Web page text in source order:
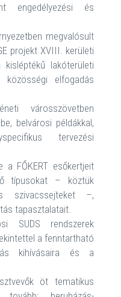
engedélyezési és
megvalósult
projekt XVIII. kerületi
kisléptékű lakóterületi
elfogadás
városszövetben
belvárosi példákkal,
tervezési
FŐKERT esőkertjeit
típusokat – köztük
szivacssejteket –,
tapasztalatait.
SUDS rendszerek
a fenntartható
kihívásaira és a
öt tematikus